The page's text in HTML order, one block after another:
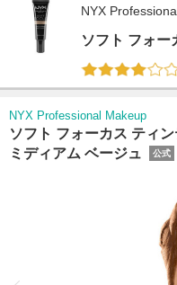
NYX
ソフト フォー
NYX Professional Makeup
ソフト フォーカス ティ
ミディアム ベージュ
公式